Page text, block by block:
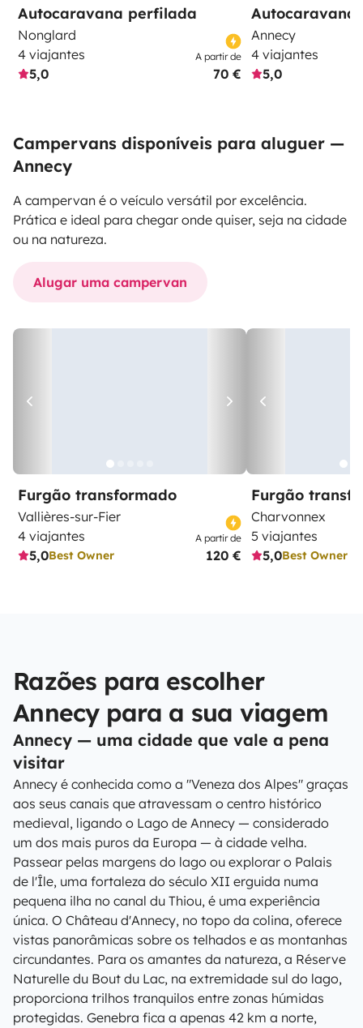
Autocaravana perfilada
Nonglard
4 viajantes
5,0
A partir de
70 €
Autocaravana
Annecy
4 viajantes
5,0
Campervans disponíveis para aluguer —
Annecy
A campervan é o veículo versátil por excelência.
Prática e ideal para chegar onde quiser, seja na cidade
ou na natureza.
Alugar uma campervan
Furgão transformado
Vallières-sur-Fier
4 viajantes
5,0Best Owner
A partir de
120 €
Furgão
Charvonnex
5 viajantes
5,0Best Owner
Razões para escolher
Annecy para a sua viagem
Annecy — uma cidade que vale a pena
visitar
Annecy é conhecida como a "Veneza dos Alpes" graças
aos seus canais que atravessam o centro histórico
medieval, ligando o Lago de Annecy — considerado
um dos mais puros da Europa — à cidade velha.
Passear pelas margens do lago ou explorar o Palais
de l'Île, uma fortaleza do século XII erguida numa
pequena ilha no canal du Thiou, é uma experiência
única. O Château d'Annecy, no topo da colina, oferece
vistas panorâmicas sobre os telhados e as montanhas
circundantes. Para os amantes da natureza, a Réserve
Naturelle du Bout du Lac, na extremidade sul do lago,
proporciona trilhos tranquilos entre zonas húmidas
protegidas. Genebra fica a apenas 42 km a norte,